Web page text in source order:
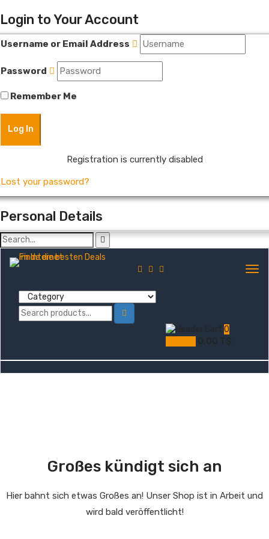
Login to Your Account
Username or Email Address
Password
Remember Me
Registration is currently disabled
Lost your password?
Personal Details
0
0,00 T$
Großes kündigt sich an
Hier bahnt sich etwas Großes an! Unser Shop ist in Arbeit und
wird bald veröffentlicht!